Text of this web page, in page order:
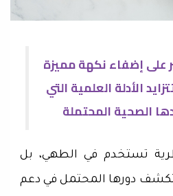
على إضفاء نكهة مميزة
الأدلة العلمية التي
الصحية المحتملة
تستخدم في الطهي، بل
دورها المحتمل في دعم